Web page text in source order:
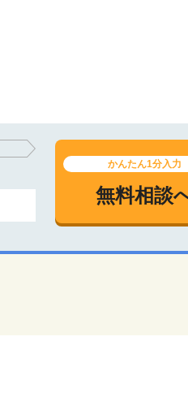
かんたん1分入力
無料相談